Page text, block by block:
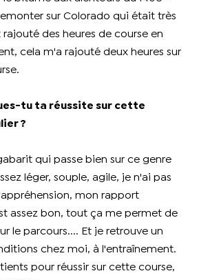
sur Colorado qui était très
des heures de course en
cela m'a rajouté deux heures sur
tu ta réussite sur cette
?
qui passe bien sur ce genre
léger, souple, agile, je n'ai pas
mon rapport
assez bon, tout ça me permet de
le parcours.... Et je retrouve un
chez moi, à l'entraînement.
pour réussir sur cette course,